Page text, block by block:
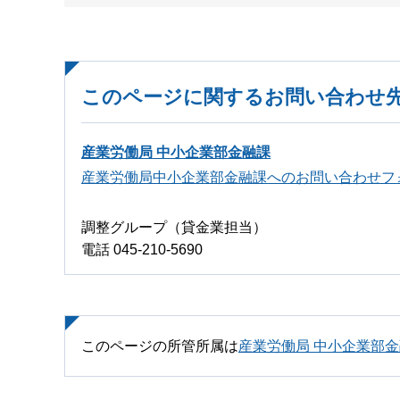
このページに関するお問い合わせ
産業労働局 中小企業部金融課
産業労働局中小企業部金融課へのお問い合わせフ
調整グループ（貸金業担当）
電話 045-210-5690
このページの所管所属は産業労働局 中小企業部